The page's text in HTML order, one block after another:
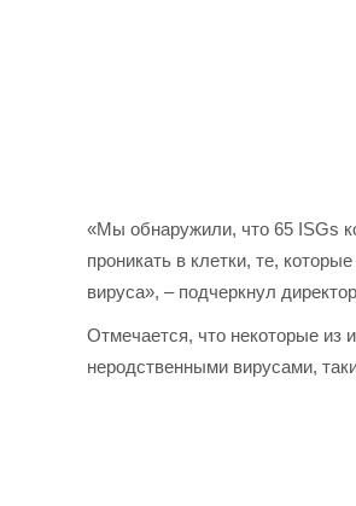
«Мы обнаружили, что 65 ISGs
проникать в клетки, те,
вируса», – подчеркнул
Отмечается, что некоторые из
неродственными вирусами,